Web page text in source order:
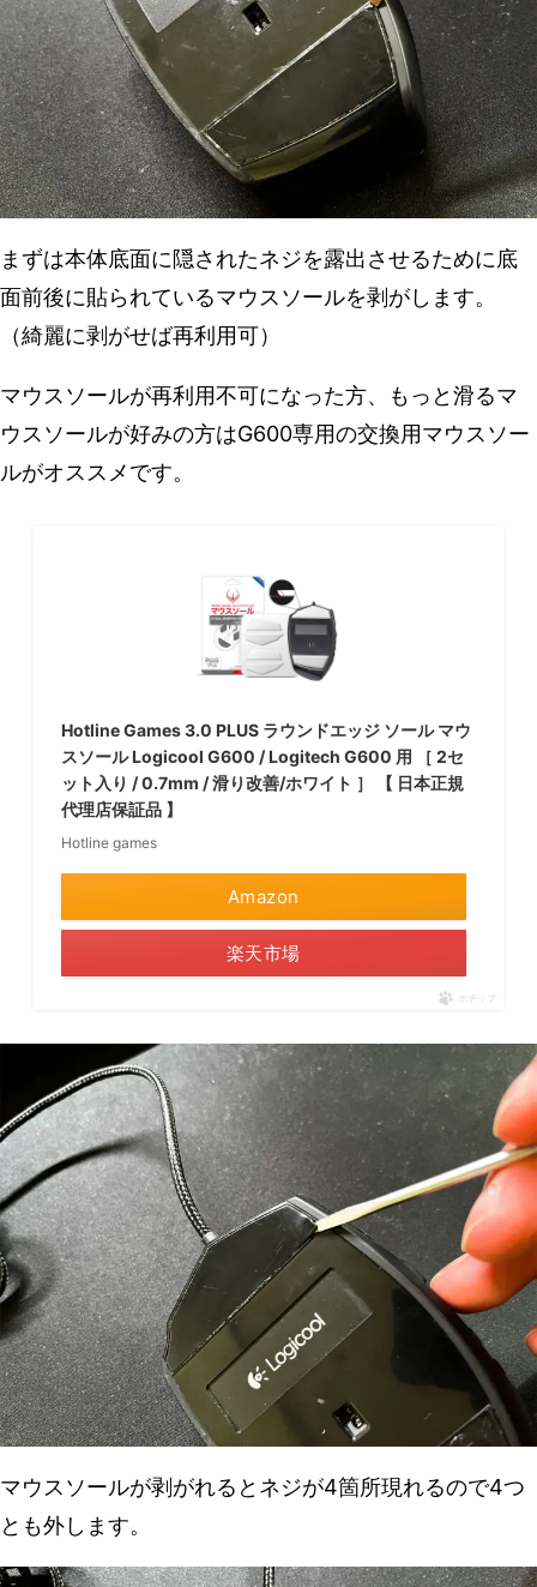
まずは本体底面に隠されたネジを露出させるために底
面前後に貼られているマウスソールを剥がします。
（綺麗に剥がせば再利用可）
マウスソールが再利用不可になった方、もっと滑るマ
ウスソールが好みの方はG600専用の交換用マウスソー
ルがオススメです。
Hotline Games 3.0 PLUS ラウンドエッジ ソール マウ
スソール Logicool G600 / Logitech G600 用 ［ 2セ
ット入り / 0.7mm / 滑り改善/ホワイト ］ 【 日本正規
代理店保証品 】
Hotline games
Amazon
楽天市場
ポチップ
マウスソールが剥がれるとネジが4箇所現れるので4つ
とも外します。